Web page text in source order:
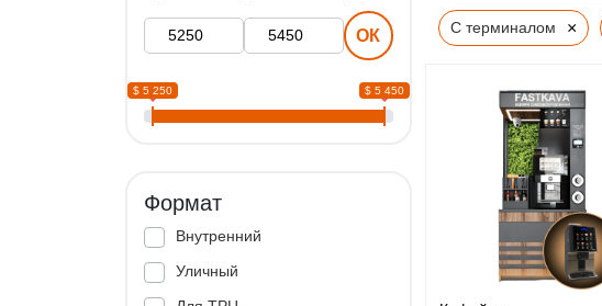
ОК
$ 5 250 $ 5 450
Формат
Внутренний
Уличный
С терминалом ×